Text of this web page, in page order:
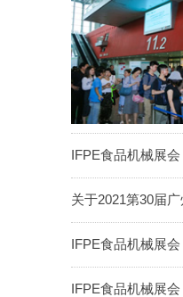
IFPE食品机械展
关于2021第30届
IFPE食品机械展
IFPE食品机械展